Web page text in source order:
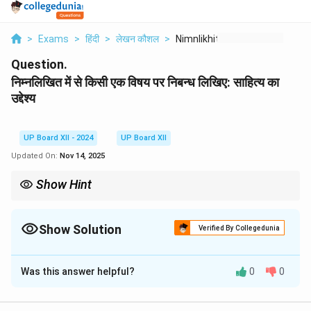
> Exams > हिंदी > लेखन कौशल > Nimnlikhit Men Se Ki...
Question.
निम्नलिखित में से किसी एक विषय पर निबन्ध लिखिए: साहित्य का
उद्देश्य
UP Board XII - 2024
UP Board XII
Updated On: Nov 14, 2025
Show Hint
Show Solution Verified By Collegedunia
Solution and Explanation
साहित्य समाज का दर्पण होता है, जो मानव जीवन के विभिन्न पक्षों को
Was this answer helpful? 0 0